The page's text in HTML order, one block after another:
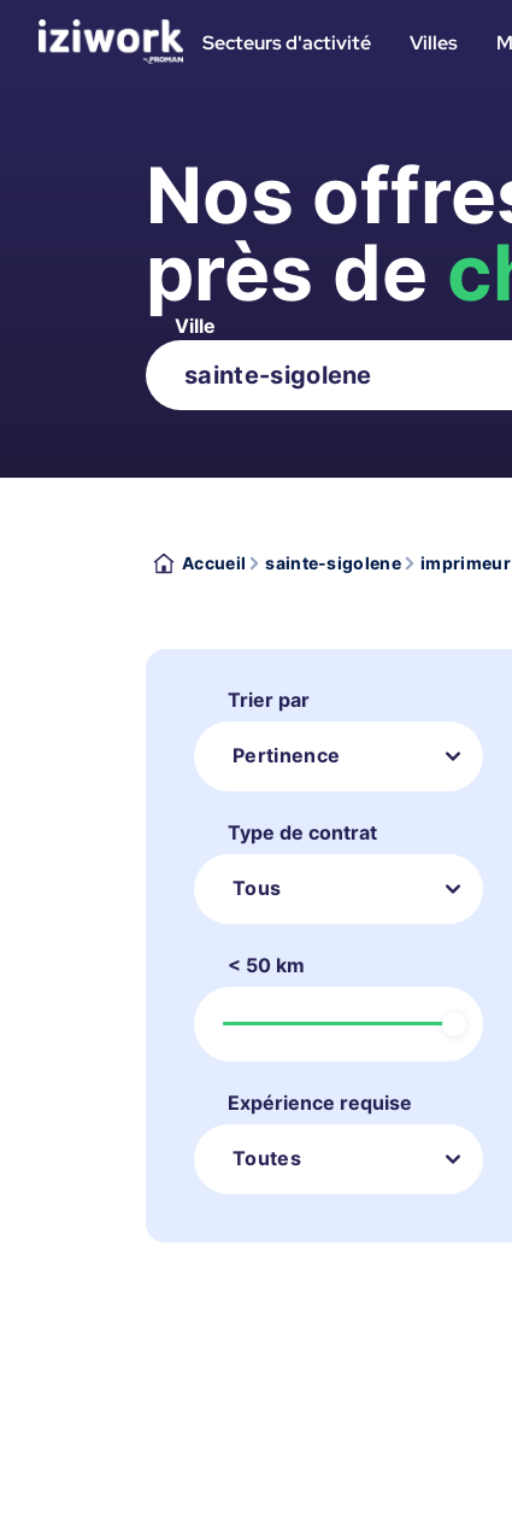
Secteurs d'activité Villes
Nos
près de
Ville
Accueil sainte-sigolene
Trier par
Pertinence
Type de contrat
Tous
< 50 km
Expérience requise
Toutes